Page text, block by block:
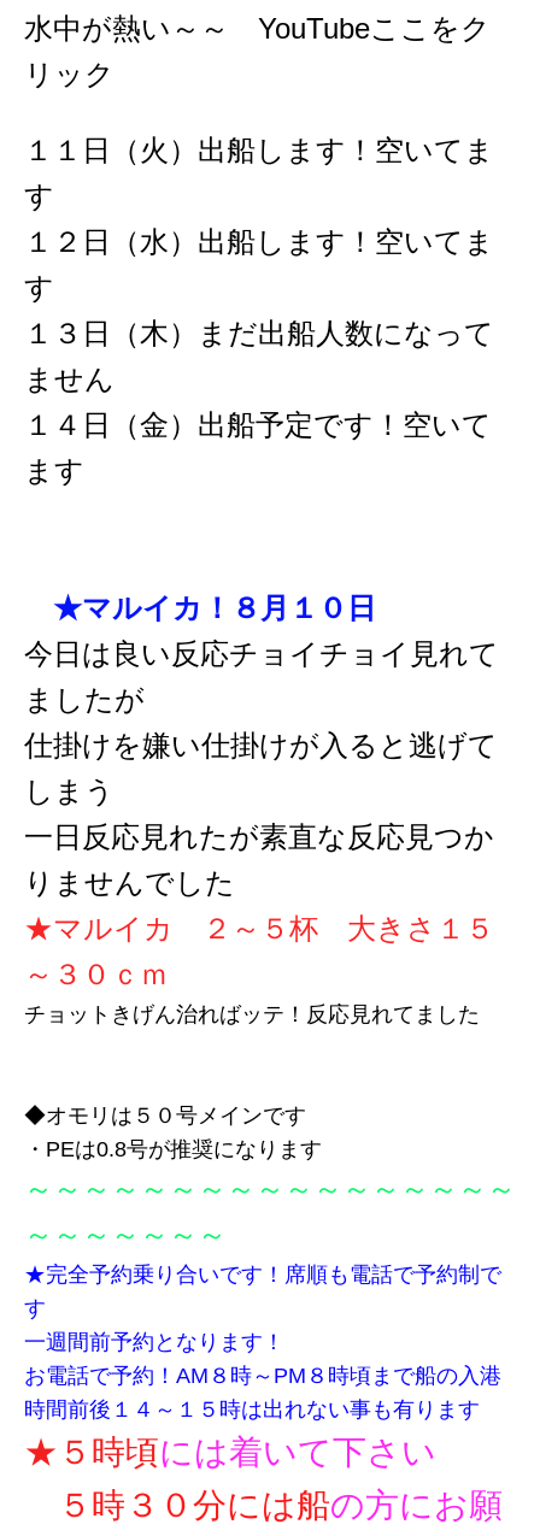
水中が熱い～～ YouTubeここをク
リック
１１日（火）出船します！空いてま
す
１２日（水）出船します！空いてま
す
１３日（木）まだ出船人数になって
ません
１４日（金）出船予定です！空いて
ます
★マルイカ！８月１０日
今日は良い反応チョイチョイ見れて
ましたが
仕掛けを嫌い仕掛けが入ると逃げて
しまう
一日反応見れたが素直な反応見つか
りませんでした
★マルイカ ２～５杯 大きさ１５
～３０ｃｍ
チョットきげん治ればッテ！反応見れてました
◆オモリは５０号メインです
・PEは0.8号が推奨になります
～～～～～～～～～～～～～～～～～
～～～～～～～
★完全予約乗り合いです！席順も電話で予約制で
す
一週間前予約となります！
お電話で予約！AM８時～PM８時頃まで船の入港
時間前後１４～１５時は出れない事も有ります
★５時頃には着いて下さい
５時３０分には船の方にお願